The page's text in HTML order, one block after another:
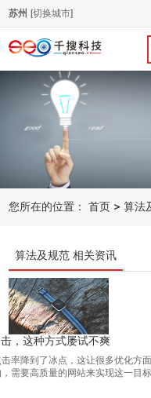
苏州 [切换城市]
您所在的位置： 首页 > 算法
算法及规范 相关资讯
，这种方式屡试不爽
率降到了冰点，这让很多优化方
需要高质量的网站来实现这一目